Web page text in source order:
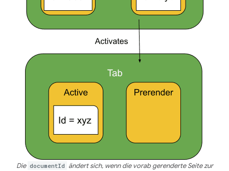
Die documentId ändert sich, wenn die vorab gerenderte Seite zur